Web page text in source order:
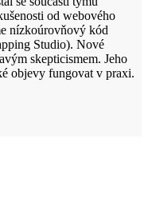
od webového
nízkoúrovňový kód
Studio). Nové
skepticismem. Jeho
objevy fungovat v praxi.